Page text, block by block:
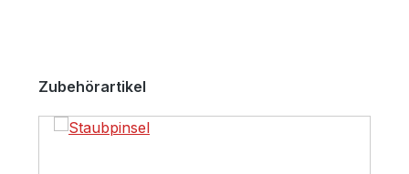
Produktgalerie überspringen
Zubehörartikel